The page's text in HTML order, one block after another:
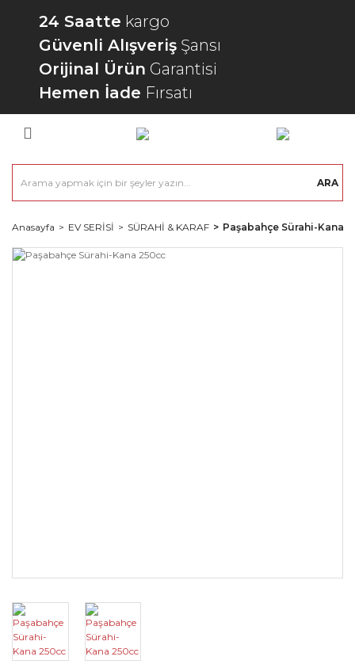
24 Saatte kargo
Güvenli Alışveriş Şansı
Orijinal Ürün Garantisi
Hemen İade Fırsatı
ARA
Anasayfa EV SERİSİ SÜRAHİ & KARAF Paşabahçe Sürahi-Kana